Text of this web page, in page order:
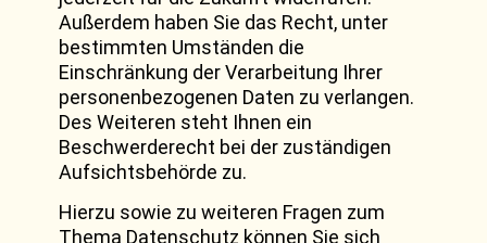
Außerdem haben Sie das Recht, unter
bestimmten Umständen die
Einschränkung der Verarbeitung Ihrer
personenbezogenen Daten zu verlangen.
Des Weiteren steht Ihnen ein
Beschwerderecht bei der zuständigen
Aufsichtsbehörde zu.
Hierzu sowie zu weiteren Fragen zum
Thema Datenschutz können Sie sich